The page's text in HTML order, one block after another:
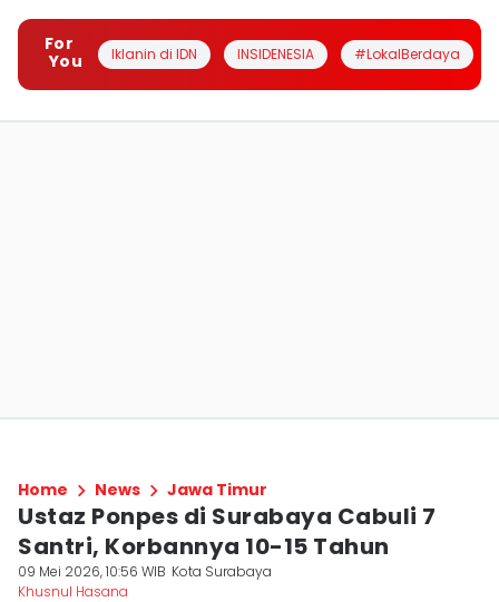
For
You
Iklanin di IDN INSIDENESIA #LokalBerdaya
Home News Jawa Timur
Ustaz Ponpes di Surabaya Cabuli 7
Santri, Korbannya 10-15 Tahun
09 Mei 2026, 10:56 WIB Kota Surabaya
Khusnul Hasana